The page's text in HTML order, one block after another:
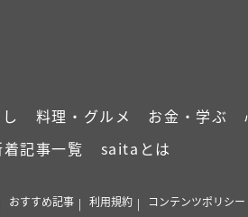
料理・グルメ お金・学ぶ
着記事一覧 saitaとは
おすすめ記事 利用規約 コンテンツポリシー